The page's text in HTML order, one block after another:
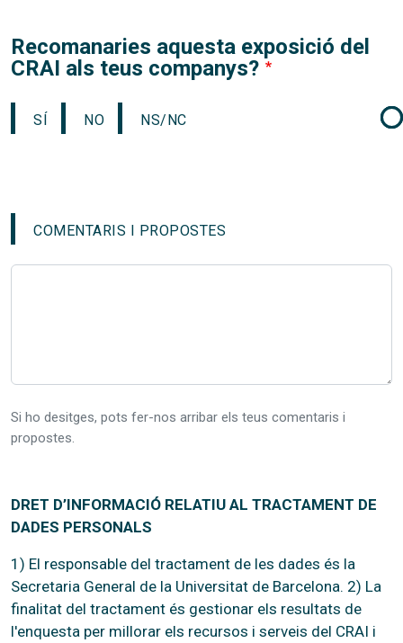
Recomanaries aquesta exposició del
CRAI als teus companys?
SÍ NO NS/NC
COMENTARIS I PROPOSTES
Si ho desitges, pots fer-nos arribar els teus comentaris i
propostes.
DRET D’INFORMACIÓ RELATIU AL TRACTAMENT DE
DADES PERSONALS
1) El responsable del tractament de les dades és la
Secretaria General de la Universitat de Barcelona. 2) La
finalitat del tractament és gestionar els resultats de
l'enquesta per millorar els recursos i serveis del CRAI i